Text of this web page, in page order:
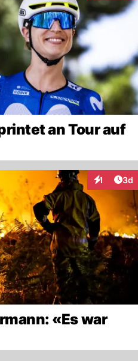
an Tour auf
1 3d
«Es war